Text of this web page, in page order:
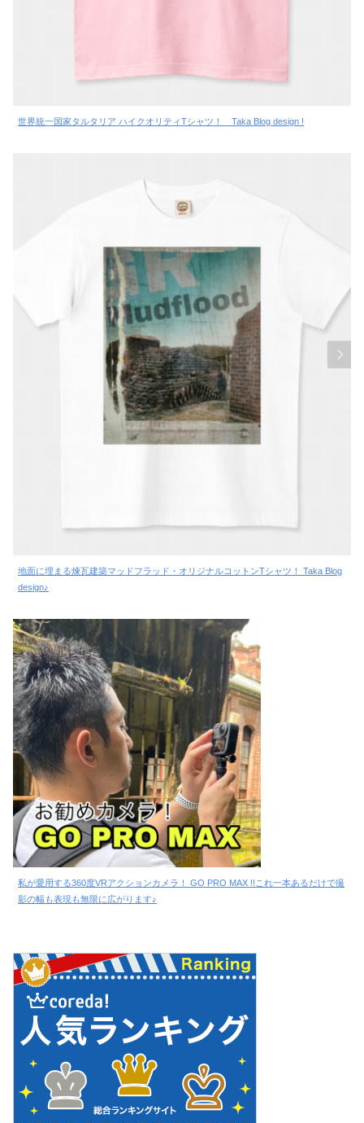
世界統一国家タルタリア ハイクオリティTシャツ！ Taka Blog design !
地面に埋まる煉瓦建築マッドフラッド・オリジナルコットンTシャツ！ Taka Blog
design♪
私が愛用する360度VRアクションカメラ！ GO PRO MAX !!これ一本あるだけで撮
影の幅も表現も無限に広がります♪